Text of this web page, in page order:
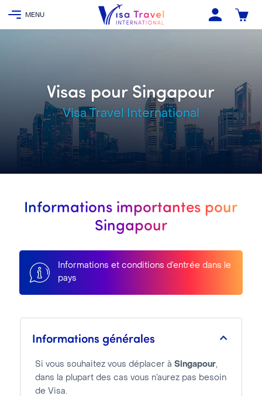
Visas pour Singapour
Visa Travel International
Informations importantes pour
Singapour
Informations et conditions d’entrée dans le
pays
Informations générales
Si vous souhaitez vous déplacer à Singapour,
dans la plupart des cas vous n’aurez pas besoin
de Visa.